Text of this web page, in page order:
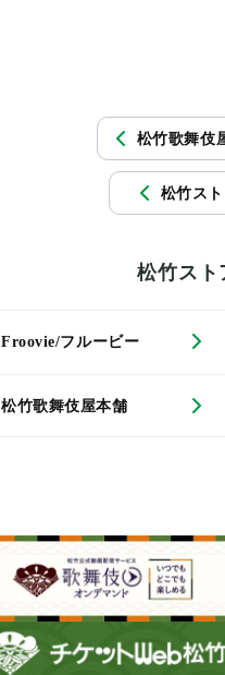
松竹歌舞伎
松竹ス
松竹スト
Froovie/フルービー
松竹歌舞伎屋本舗